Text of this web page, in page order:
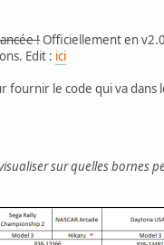
!Officiellement en
Edit : ici
le code qui va dans
sur quelles bornes